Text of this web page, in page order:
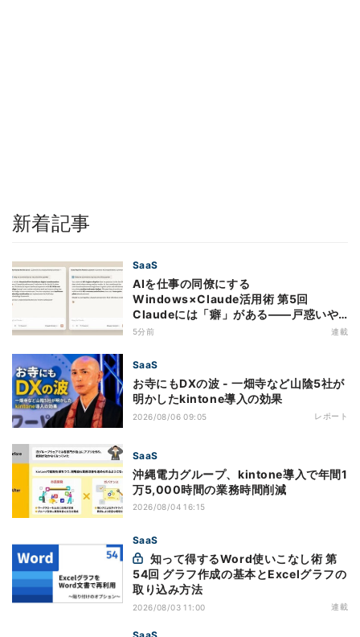
新着記事
SaaS
AIを仕事の同僚にする
Windows×Claude活用術 第5回
Claudeには「癖」がある――戸惑いや
すい7つの仕様
5分前 連載
SaaS
お寺にもDXの波 - 一畑寺など山陰5社が
明かしたkintone導入の効果
2026/08/06 09:05 レポート
SaaS
沖縄電力グループ、kintone導入で年間1
万5,000時間の業務時間削減
2026/08/04 16:15
SaaS
54回 グラフ作成の基本とExcelグラフの
取り込み方法
2026/08/03 11:00 連載